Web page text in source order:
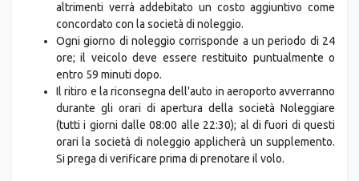
altrimenti verrà addebitato un costo aggiuntivo come
concordato con la società di noleggio.
Ogni giorno di noleggio corrisponde a un periodo di 24
ore; il veicolo deve essere restituito puntualmente o
entro 59 minuti dopo.
Il ritiro e la riconsegna dell'auto in aeroporto avverranno
durante gli orari di apertura della società Noleggiare
(tutti i giorni dalle 08:00 alle 22:30); al di fuori di questi
orari la società di noleggio applicherà un supplemento.
Si prega di verificare prima di prenotare il volo.